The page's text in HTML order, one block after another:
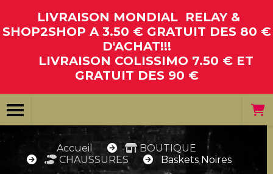
LIVRAISON MONDIAL RELAY &
SHOP2SHOP A 3.50 € GRATUIT DES 80 €
D'ACHAT!!!
LIVRAISON COLISSIMO 7.50 € ET
GRATUIT DES 90 €
Accueil
BOUTIQUE
CHAUSSURES
Baskets Noires